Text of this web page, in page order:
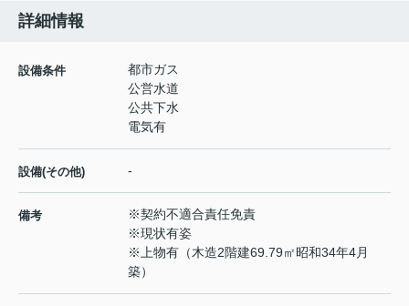
詳細情報
設備条件
都市ガス
公営水道
公共下水
電気有
設備(その他) -
備考
※契約不適合責任免責
※現状有姿
※上物有（木造2階建69.79㎡昭和34年4月
築）